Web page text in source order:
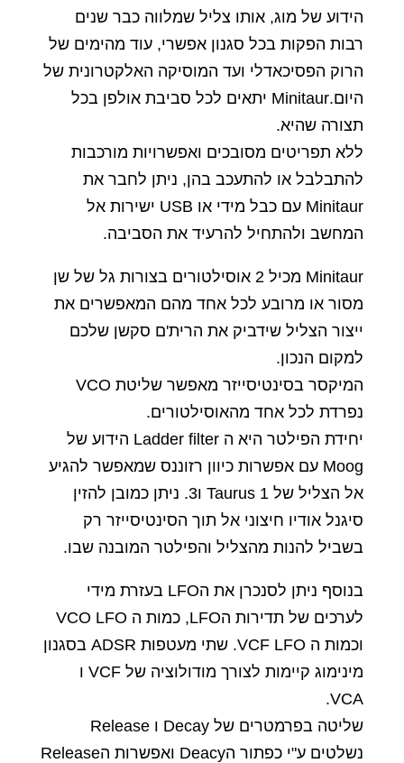
הידוע של מוג, אותו צליל שמלווה כבר שנים
רבות הפקות בכל סגנון אפשרי, עוד מהימים של
הרוק הפסיכאדלי ועד המוסיקה האלקטרונית של
היום.Minitaur יתאים לכל סביבת אולפן בכל
תצורה שהיא.
ללא תפריטים מסובכים ואפשרויות מורכבות
להתבלבל או להתעכב בהן, ניתן לחבר את
Minitaur עם כבל מידי או USB ישירות אל
המחשב ולהתחיל להרעיד את הסביבה.
Minitaur מכיל 2 אוסילטורים בצורות גל של שן
מסור או מרובע לכל אחד מהם המאפשרים את
ייצור הצליל שידביק את הרית'ם סקשן שלכם
למקום הנכון.
המיקסר בסינטיסייזר מאפשר שליטת VCO
נפרדת לכל אחד מהאוסילטורים.
יחידת הפילטר היא ה Ladder filter הידוע של
Moog עם אפשרות כיוון רזוננס שמאפשר להגיע
אל הצליל של Taurus 1 ו3. ניתן כמובן להזין
סיגנל אודיו חיצוני אל תוך הסינטיסייזר רק
בשביל להנות מהצליל והפילטר המובנה שבו.
בנוסף ניתן לסנכרן את הLFO בעזרת מידי
לערכים של תדירות הLFO, כמות ה VCO LFO
וכמות ה VCF LFO. שתי מעטפות ADSR בסגנון
מינימוג קיימות לצורך מודולוציה של VCF ו
VCA.
שליטה בפרמטרים של Decay ו Release
נשלטים ע"י כפתור הDeacy ואפשרות הRelease